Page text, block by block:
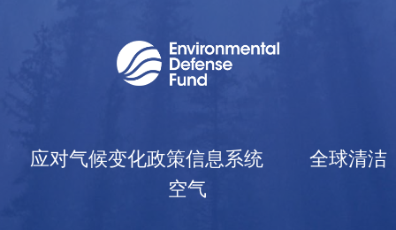
应对气候变化政策信息系统
全球清洁
空气